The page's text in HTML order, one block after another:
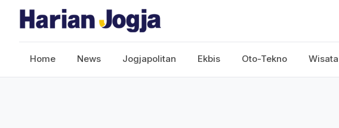
Home News Jogjapolitan Ekbis Oto-Tekno Wisata